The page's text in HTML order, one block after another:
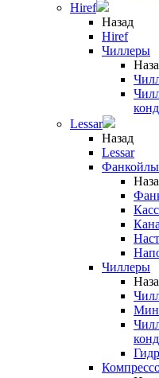
Hiref
Назад
Hiref
Чиллеры
Lessar
Назад
Lessar
Фанкойлы
Чиллеры